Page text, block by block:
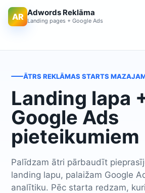
AR Adwords Reklāma
Landing pages + Google Ads
ĀTRS REKLĀMAS STARTS
Landing lapa
Google Ads
pieteikumiem
Palīdzam ātri pārbaudīt
landing lapu, palaižam Google
analītiku. Pēc starta redzam,